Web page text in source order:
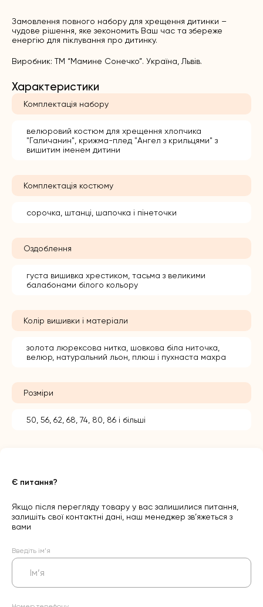
Замовлення повного набору для хрещення дитинки –
чудове рішення, яке зекономить Ваш час та збереже
енергію для піклування про дитинку.
Виробник: ТМ “Мамине Сонечко”. Україна, Львів.
Характеристики
Комплектація набору
велюровий костюм для хрещення хлопчика
"Галичанин", крижма-плед "Ангел з крильцями" з
вишитим іменем дитини
Комплектація костюму
сорочка, штанці, шапочка і пінеточки
Оздоблення
густа вишивка хрестиком, тасьма з великими
балабонами білого кольору
Колір вишивки і матеріали
золота люрексова нитка, шовкова біла ниточка,
велюр, натуральний льон, плюш і пухнаста махра
Розміри
50, 56, 62, 68, 74, 80, 86 і більші
Є питання?
Якщо після перегляду товару у вас залишилися питання,
залишіть свої контактні дані, наш менеджер зв’яжеться з
вами
Введіть ім’я